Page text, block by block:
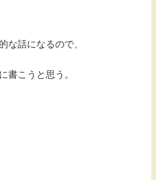
な話になるので、
書こうと思う。